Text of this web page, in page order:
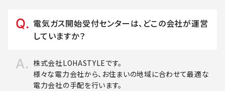
電気ガス開始受付センターは、どこの会社が運営
していますか？
株式会社LOHASTYLEです。
様々な電力会社から、お住まいの地域に合わせて最適な
電力会社の手配を行います。